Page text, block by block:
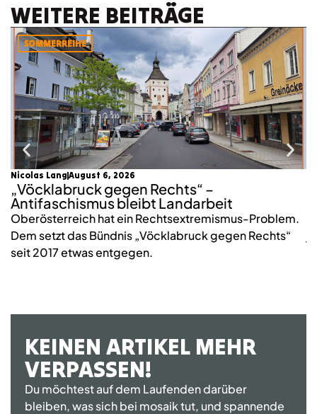
WEITERE BEITRÄGE
SOMMERREIHE
Nicolas Lang August 6, 2026
„Vöcklabruck gegen Rechts“ –
Antifaschismus bleibt Landarbeit
Oberösterreich hat ein Rechtsextremismus-Problem.
Dem setzt das Bündnis „Vöcklabruck gegen Rechts“
seit 2017 etwas entgegen.
KEINEN ARTIKEL MEHR
VERPASSEN!
Du möchtest auf dem Laufenden darüber
bleiben, was sich bei mosaik tut, und spannende